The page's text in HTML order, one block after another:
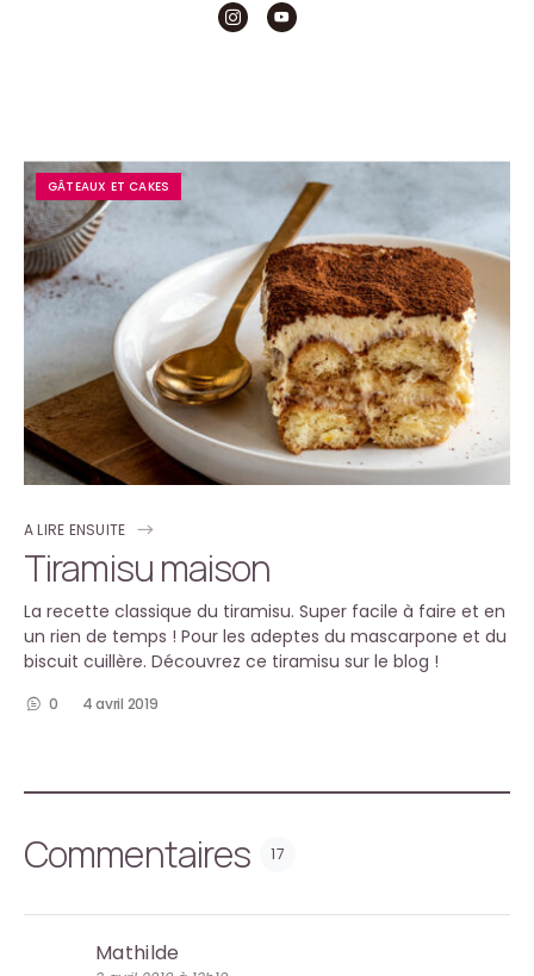
GÂTEAUX ET CAKES
A LIRE ENSUITE
Tiramisu maison
La recette classique du tiramisu. Super facile à faire et en
un rien de temps ! Pour les adeptes du mascarpone et du
biscuit cuillère. Découvrez ce tiramisu sur le blog !
0 4 avril 2019
Commentaires 17
Mathilde